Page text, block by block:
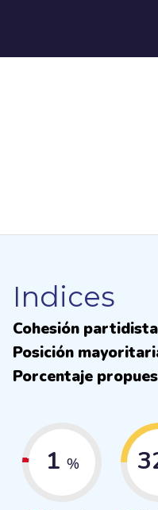
Indices
Cohesión
Posición
Porcentaje
1 %